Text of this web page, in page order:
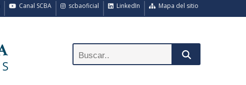
Mapa del sitio
LinkedIn
scbaoficial
Canal SCBA